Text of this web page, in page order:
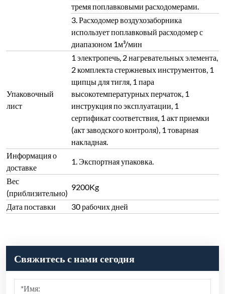
тремя поплавковыми расходомерами.
3. Расходомер воздухозаборника
использует поплавковый расходомер с
диапазоном 1м³/мин
Упаковочный
лист
1 электропечь, 2 нагревательных элемента,
2 комплекта стержневых инструментов, 1
щипцы для тигля, 1 пара
высокотемпературных перчаток, 1
инструкция по эксплуатации, 1
сертификат соответствия, 1 акт приемки
(акт заводского контроля), 1 товарная
накладная.
Информация о
доставке
1. Экспортная упаковка.
Вес
(приблизительно)
9200Kg
Дата поставки 30 рабочих дней
Свяжитесь с нами сегодня